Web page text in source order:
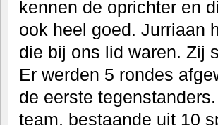
kennen de oprichter en
ook heel goed. Jurriaan
die bij ons lid waren. Zij
Er werden 5 rondes
de eerste
team, bestaande uit 10